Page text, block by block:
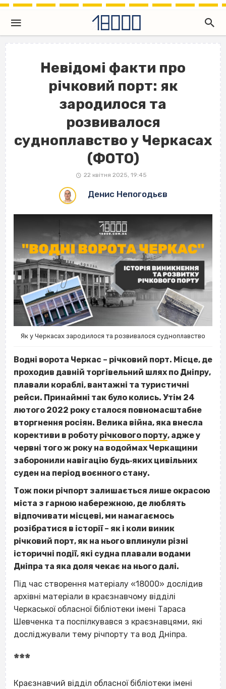
Невідомі факти про
річковий порт: як
зародилося та
розвивалося
судноплавство у Черкасах
(ФОТО)
22 квітня 2025, 19:45
Денис Непогодьєв
Як у Черкасах зародилося та розвивалося судноплавство
Водні ворота Черкас – річковий порт. Місце, де
проходив давній торгівельний шлях по Дніпру,
плавали кораблі, вантажні та туристичні
рейси. Принаймні так було колись. Утім 24
лютого 2022 року сталося повномасштабне
вторгнення росіян. Велика війна, яка внесла
корективи в роботу річкового порту, адже у
червні того ж року на водоймах Черкащини
заборонили навігацію будь‐яких цивільних
суден на період воєнного стану.
Тож поки річпорт залишається лише окрасою
міста з гарною набережною, де люблять
відпочивати місцеві, ми намагаємось
розібратися в історії – як і коли виник
річковий порт, як на нього вплинули різні
історичні події, які судна плавали водами
Дніпра та яка доля чекає на нього далі.
Під час створення матеріалу «18000» дослідив
архівні матеріали в краєзнавчому відділі
Черкаської обласної бібліотеки імені Тараса
Шевченка та поспілкувався з краєзнавцями, які
досліджували тему річпорту та вод Дніпра.
***
Краєзнавчий відділ обласної бібліотеки імені